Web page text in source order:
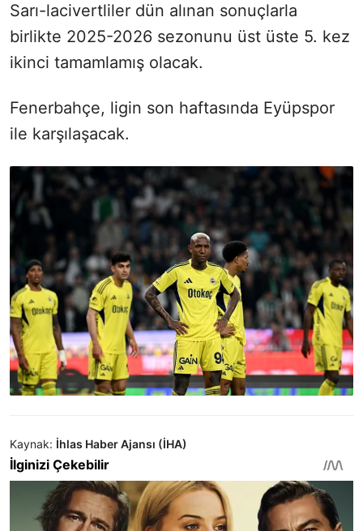
Sarı-lacivertliler dün alınan sonuçlarla
birlikte 2025-2026 sezonunu üst üste 5. kez
ikinci tamamlamış olacak.
Fenerbahçe, ligin son haftasında Eyüpspor
ile karşılaşacak.
Kaynak: İhlas Haber Ajansı (İHA)